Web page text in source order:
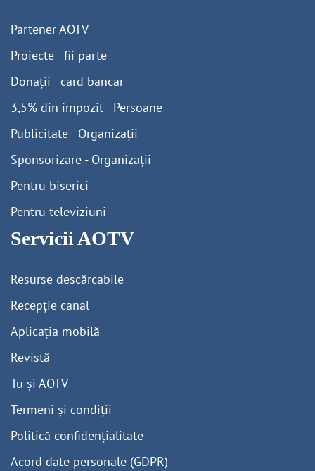
Partener AOTV
Proiecte - fii parte
Donații - card bancar
3,5% din impozit - Persoane
Publicitate - Organizații
Sponsorizare - Organizații
Pentru biserici
Pentru televiziuni
Servicii AOTV
Resurse descărcabile
Recepție canal
Aplicația mobilă
Revistă
Tu și AOTV
Termeni și condiții
Politică confidențialitate
Acord date personale (GDPR)